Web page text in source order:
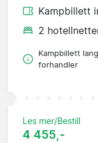
Kampbillett
2
Kampbillett
forhandler
Les mer/Bestill
4 455,-